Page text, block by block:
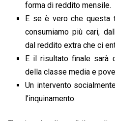
forma di reddito mensile.
E se è vero che questa
consumiamo più cari,
dal reddito extra che ci
E il risultato finale sarà
della classe media e
Un intervento
l’inquinamento.